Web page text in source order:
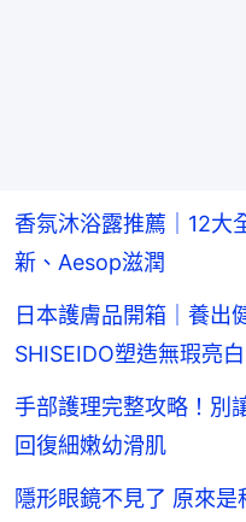
香氛沐浴露推薦｜12大
新、Aesop滋潤
日本護膚品開箱｜養出
SHISEIDO塑造無瑕亮白
手部護理完整攻略！別
回復細嫩幼滑肌
隱形眼鏡不見了 原來